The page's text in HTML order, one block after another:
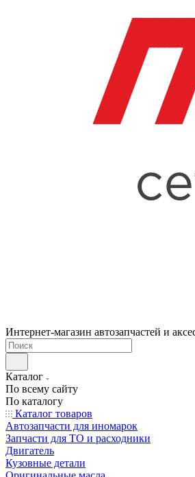
Интернет-магазин автозапчастей и
Каталог
По всему сайту
По каталогу
Каталог товаров
Автозапчасти для иномарок
Запчасти для ТО и расходники
Двигатель
Кузовные детали